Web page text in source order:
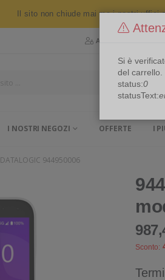
Il sito non chiude mai ma i nostri uffici
Area Riservata
I NOSTRI NEGOZI OFFERTE I
DATALOGIC 944950006
Sconto:
Si è
del carrello.
status:0
statusText: